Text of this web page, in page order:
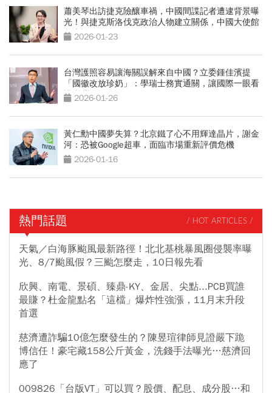
蕭美琴出訪捷克險釀車禍，中國間諜記者遭逮背景曝
光！與捷克斯洛伐克政治人物建立關係，中國大使館
怎麼說
2026-01-23
台灣護照容易讓海關誤解來自中國？立委鍾佳濱提
「國徽改放珍奶」：學瑞士務實通關，讓國際一眼看
懂台灣
2026-01-26
黃仁勳中國夢失算？北京鐵了心不用輝達晶片，謝金
河：恐被Google超車，面臨市場重新評價危機
2026-01-16
熱門話題 / HOT ARTICLES /
天氣／白海豚颱風最新路徑！北北基桃暴風圈侵襲率曝
光、8/7颱風假？三颱怎麼走，10日報先看
欣興、南電、景碩、臻鼎-KY、金居、尖點...PCB買誰
最賺？杜金龍點名「這檔」爆炸性強漲，11月末升段
首選
慈濟遭詐騙10億怎麼發生的？陳昱瑄律師見證嚴下跪
博信任！豪宅藏158公斤黃金，洗錢手法曝光…慈濟回
應了
009826「台版VT」可以買？股價、配息、成分股…和